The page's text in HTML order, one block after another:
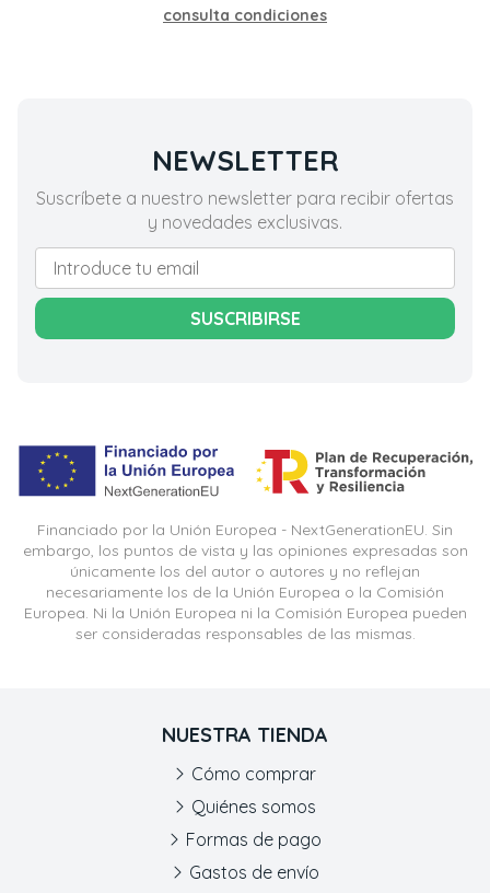
consulta condiciones
NEWSLETTER
Suscríbete a nuestro newsletter para recibir ofertas
y novedades exclusivas.
SUSCRIBIRSE
Financiado por la Unión Europea - NextGenerationEU. Sin
embargo, los puntos de vista y las opiniones expresadas son
únicamente los del autor o autores y no reflejan
necesariamente los de la Unión Europea o la Comisión
Europea. Ni la Unión Europea ni la Comisión Europea pueden
ser consideradas responsables de las mismas.
NUESTRA TIENDA
Cómo comprar
Quiénes somos
Formas de pago
Gastos de envío